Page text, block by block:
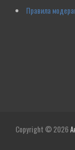
Правила
Copyright © 2026